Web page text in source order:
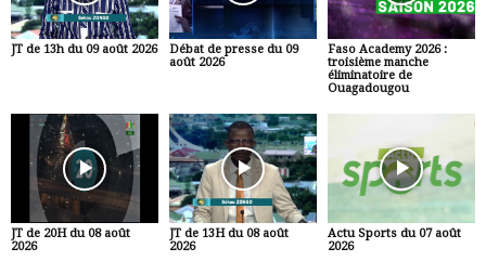
JT de 13h du 09 août 2026
Débat de presse du 09
août 2026
Faso Academy 2026 :
troisième manche
éliminatoire de
Ouagadougou
JT de 20H du 08 août
2026
JT de 13H du 08 août
2026
Actu Sports du 07 août
2026